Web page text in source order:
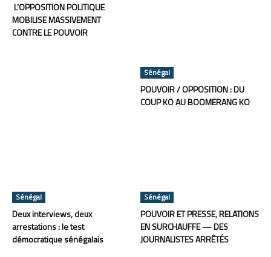
L’OPPOSITION POLITIQUE
MOBILISE MASSIVEMENT
CONTRE LE POUVOIR
Sénégal
POUVOIR / OPPOSITION : DU
COUP KO AU BOOMERANG KO
Sénégal
Deux interviews, deux
arrestations : le test
démocratique sénégalais
Sénégal
POUVOIR ET PRESSE, RELATIONS
EN SURCHAUFFE — DES
JOURNALISTES ARRÊTÉS